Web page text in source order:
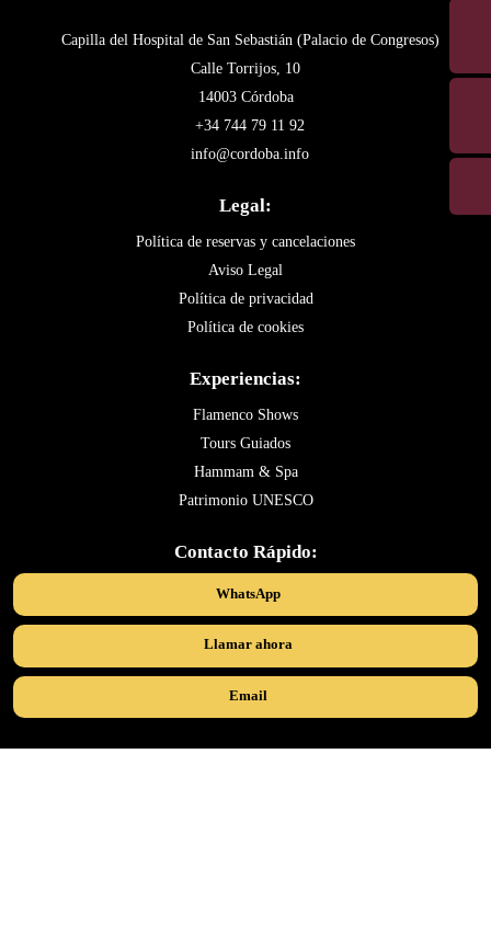
Capilla del Hospital de San Sebastián (Palacio de Congresos)
Calle Torrijos, 10
14003 Córdoba
+34 744 79 11 92
info@cordoba.info
Legal:
Política de reservas y cancelaciones
Aviso Legal
Política de privacidad
Política de cookies
Experiencias:
Flamenco Shows
Tours Guiados
Hammam & Spa
Patrimonio UNESCO
Contacto Rápido:
WhatsApp
Llamar ahora
Email